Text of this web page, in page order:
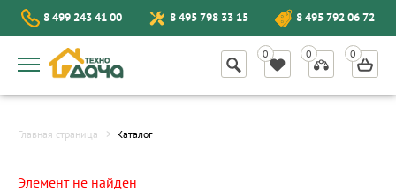
8 499 243 41 00 8 495 798 33 15 8 495 792 06 72
Главная страница Каталог
Элемент не найден